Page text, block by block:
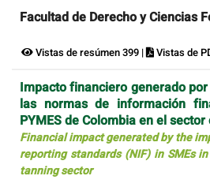
Facultad de Derecho y Ciencias
Vistas de resúmen 399 | Vistas de
Impacto financiero generado
las normas de información
PYMES de Colombia en el
Financial impact generated by the
reporting standards (NIF) in SMEs
tanning sector